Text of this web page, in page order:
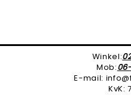
Winkel:
Mob:
E-mail:
KvK: